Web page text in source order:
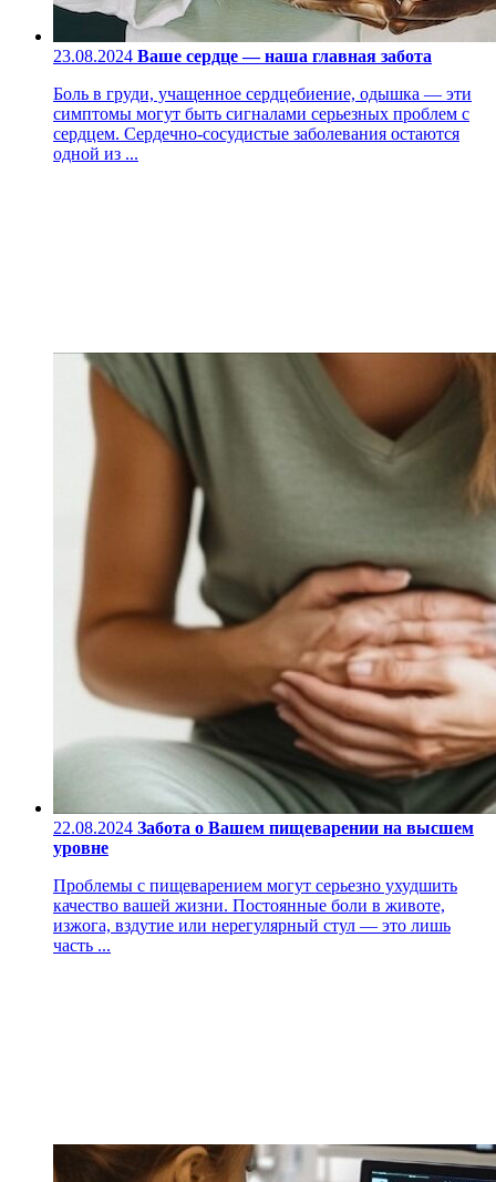
23.08.2024 Ваше сердце — наша главная забота
Боль в груди, учащенное сердцебиение, одышка — эти
симптомы могут быть сигналами серьезных проблем с
сердцем. Сердечно-сосудистые заболевания остаются
одной из ...
22.08.2024 Забота о Вашем пищеварении на высшем
уровне
Проблемы с пищеварением могут серьезно ухудшить
качество вашей жизни. Постоянные боли в животе,
изжога, вздутие или нерегулярный стул — это лишь
часть ...